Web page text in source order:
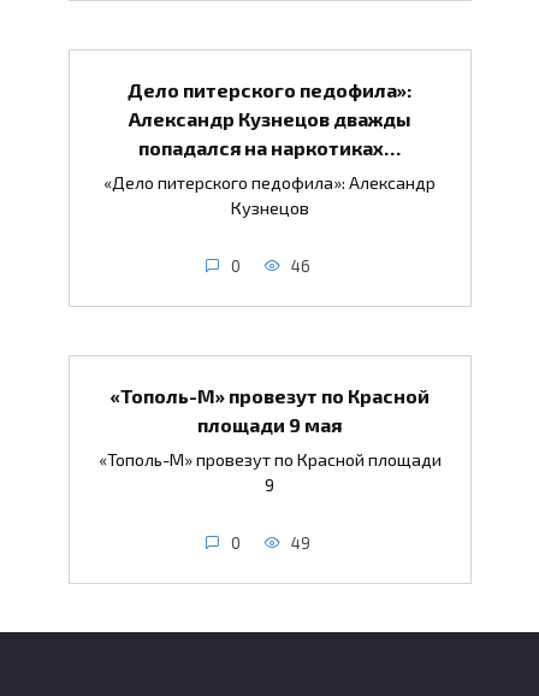
Дело питерского педофила»:
Александр Кузнецов дважды
попадался на наркотиках…
«Дело питерского педофила»: Александр
Кузнецов
0 46
«Тополь-М» провезут по Красной
площади 9 мая
«Тополь-М» провезут по Красной площади
9
0 49